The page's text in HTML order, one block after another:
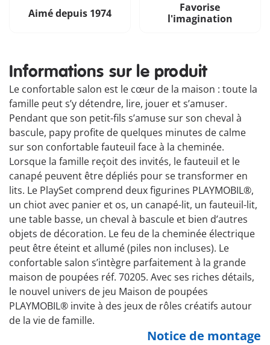
Aimé depuis 1974
Favorise
l'imagination
Informations sur le produit
Le confortable salon est le cœur de la maison : toute la
famille peut s’y détendre, lire, jouer et s’amuser.
Pendant que son petit-fils s’amuse sur son cheval à
bascule, papy profite de quelques minutes de calme
sur son confortable fauteuil face à la cheminée.
Lorsque la famille reçoit des invités, le fauteuil et le
canapé peuvent être dépliés pour se transformer en
lits. Le PlaySet comprend deux figurines PLAYMOBIL®,
un chiot avec panier et os, un canapé-lit, un fauteuil-lit,
une table basse, un cheval à bascule et bien d’autres
objets de décoration. Le feu de la cheminée électrique
peut être éteint et allumé (piles non incluses). Le
confortable salon s’intègre parfaitement à la grande
maison de poupées réf. 70205. Avec ses riches détails,
le nouvel univers de jeu Maison de poupées
PLAYMOBIL® invite à des jeux de rôles créatifs autour
de la vie de famille.
Notice de montage